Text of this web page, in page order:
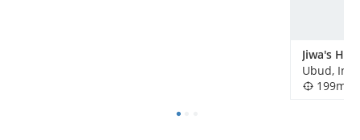
Jiwa's
Ubud,
199m